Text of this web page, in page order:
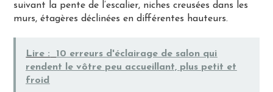
suivant la pente de l’escalier, niches creusées dans les
murs, étagères déclinées en différentes hauteurs.
Lire :
10 erreurs d'éclairage de salon qui
rendent le vôtre peu accueillant, plus petit et
froid